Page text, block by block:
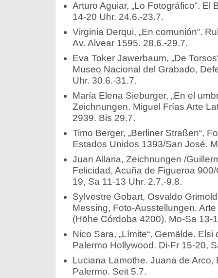
Arturo Aguiar, „Lo Fotográfico“. El
14-20 Uhr. 24.6.-23.7.
Virginia Derqui, „En comunión“.
Av. Alvear 1595. 28.6.-29.7.
Eva Toker Jawerbaum, „De
Museo Nacional del Grabado,
Uhr. 30.6.-31.7.
María Elena Sieburger, „En el
Zeichnungen. Miguel Frías Arte
2939. Bis 29.7.
Timo Berger, „Berliner Straßen“,
Estados Unidos 1393/San José.
Juan Allaria, Zeichnungen /
Felicidad, Acuña de Figueroa
19, Sa 11-13 Uhr. 2.7.-9.8.
Sylvestre Gobart, Osvaldo
Messing, Foto-Ausstellungen.
(Höhe Córdoba 4200). Mo-Sa 13-
Nico Sara, „Límite“, Gemälde.
Palermo Hollywood. Di-Fr 15-20,
Luciana Lamothe. Juana de Arco,
Palermo. Seit 5.7.